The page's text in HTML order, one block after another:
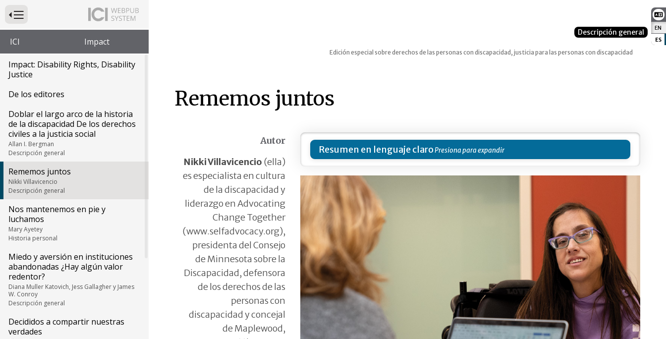
EN
ES
Presione para alternar la navegación principal del sitio web
ICI Impact
Impact: Disability Rights, Disability
Justice
De los editores
Doblar el largo arco de la historia
de la discapacidad De los derechos
civiles a la justicia social
Allan I. Bergman
Descripción general
Rememos juntos
Nikki Villavicencio
Descripción general
Nos mantenemos en pie y
luchamos
Mary Ayetey
Historia personal
Miedo y aversión en instituciones
abandonadas ¿Hay algún valor
redentor?
Diana Muller Katovich, Jess Gallagher y James
W. Conroy
Descripción general
Decididos a compartir nuestras
verdades
Descripción general
Edición especial sobre derechos de las personas con discapacidad, justicia para las personas con discapacidad
Rememos juntos
Autor
Nikki Villavicencio (ella)
es especialista en cultura
de la discapacidad y
liderazgo en Advocating
Change Together
(www.selfadvocacy.org),
presidenta del Consejo
de Minnesota sobre la
Discapacidad, defensora
de los derechos de las
personas con
discapacidad y concejal
de Maplewood,
Resumen en lenguaje claro